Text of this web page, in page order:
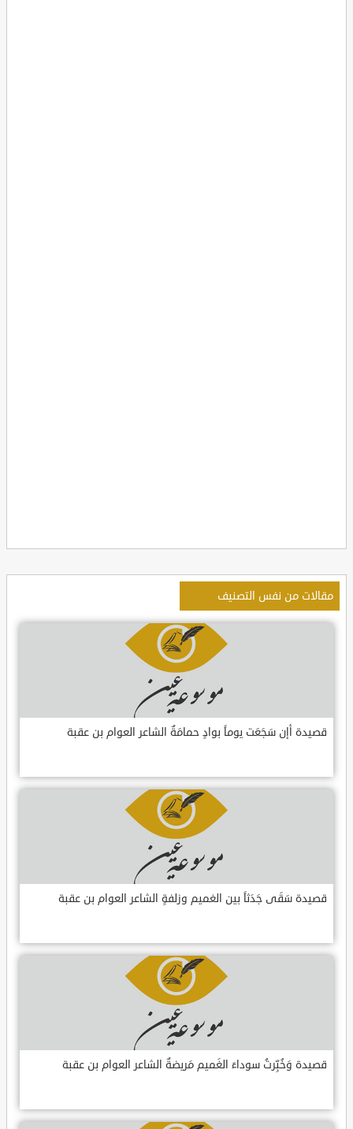
مقالات من نفس التصنيف
قصيدة أإن سَجَعَت يوماً بوادٍ حمامَةٌ الشاعر العوام بن عقبة
قصيدة سَقَى جَدَثاً بين الغميم وزلفةٍ الشاعر العوام بن عقبة
قصيدة وَخُبِّرتُ سوداءَ الغَميم مَريضةٌ الشاعر العوام بن عقبة